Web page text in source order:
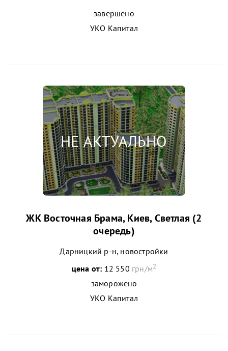
завершено
УКО Капитал
ЖК Восточная Брама, Киев, Светлая (2
очередь)
Дарницкий р-н, новостройки
цена от: 12 550 грн/м2
заморожено
УКО Капитал